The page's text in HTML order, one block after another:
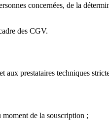
concernées, de la
des CGV.
prestataires techniques
moment de la souscription ;